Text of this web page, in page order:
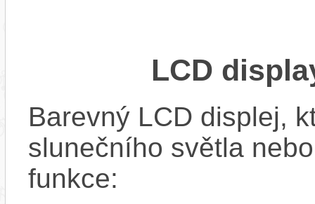
LCD
Barevný LCD displej,
slunečního světla
funkce: